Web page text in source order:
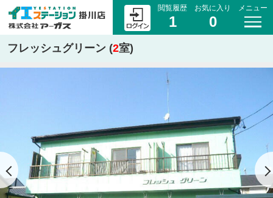
閲覧履歴
1
お気に入り
0
メニュー
フレッシュグリーン (2室)